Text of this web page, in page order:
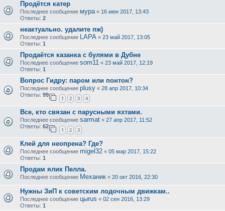
Продётся катер
Последнее сообщение мура « 16 июн 2017, 13:43
Ответы: 2
неактуально. удалите пж)
Последнее сообщение LAPA « 23 май 2017, 13:05
Ответы: 1
Продаётся казанка с булями в Дубне
Последнее сообщение som11 « 23 май 2017, 12:19
Ответы: 1
Вопрос Гидру: паром или понтон?
Последнее сообщение plusy « 28 апр 2017, 10:34
Ответы: 99
1 2 3 4
Все, кто связан с парусными яхтами.
Последнее сообщение sarmat « 27 апр 2017, 11:52
Ответы: 62
1 2 3
Клей для неопрена? Где?
Последнее сообщение migel32 « 05 мар 2017, 15:22
Ответы: 1
Продам ялик Пелла.
Последнее сообщение Механик « 20 окт 2016, 22:30
Нужны ЗиП к советским лодочным движкам..
Последнее сообщение цыrus « 02 сен 2016, 13:29
Ответы: 1